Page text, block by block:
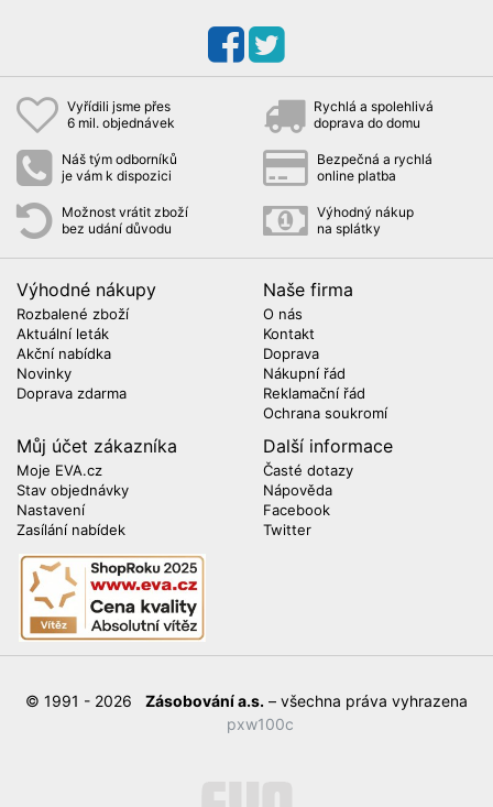
Vyřídili jsme přes
6 mil. objednávek
Rychlá a spolehlivá
doprava do domu
Náš tým odborníků
je vám k dispozici
Bezpečná a rychlá
online platba
Možnost vrátit zboží
bez udání důvodu
Výhodný nákup
na splátky
Výhodné nákupy
Rozbalené zboží
Aktuální leták
Akční nabídka
Novinky
Doprava zdarma
Naše firma
O nás
Kontakt
Doprava
Nákupní řád
Reklamační řád
Ochrana soukromí
Můj účet zákazníka
Moje EVA.cz
Stav objednávky
Nastavení
Zasílání nabídek
Další informace
Časté dotazy
Nápověda
Facebook
Twitter
© 1991 - 2026 Zásobování a.s. – všechna práva vyhrazena
pxw100c